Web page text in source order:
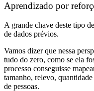
Aprendizado por
A grande chave deste tipo
de dados prévios.
Vamos dizer que nessa
tudo do zero, como se ela
processo conseguisse
tamanho, relevo,
de pessoas.